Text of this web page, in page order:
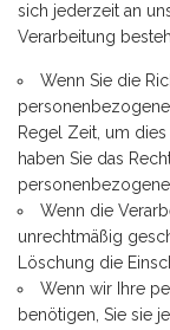
sich jederzeit an
Verarbeitung
Wenn Sie die
Regel Zeit, um
haben Sie das
Wenn die
unrechtmäßig
Löschung die
Wenn wir Ihre
benötigen, Sie sie